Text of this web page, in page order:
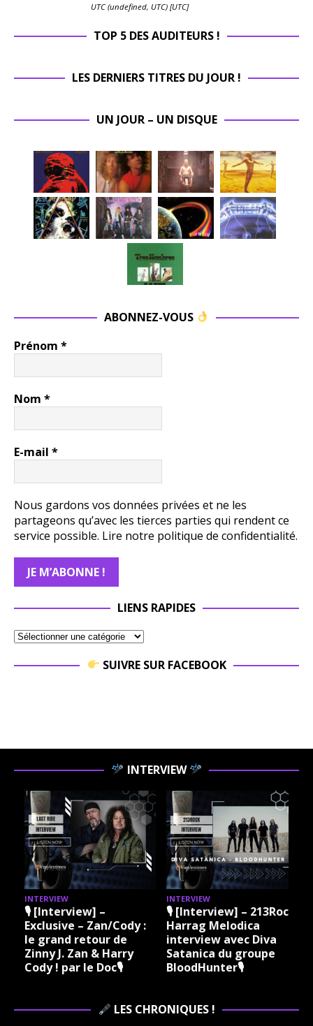
UTC (undefined, UTC) [UTC]
TOP 5 DES AUDITEURS !
LES DERNIERS TITRES DU JOUR !
UN JOUR – UN DISQUE
ABONNEZ-VOUS
Prénom *
Nom *
E-mail *
Nous gardons vos données privées et ne les
partageons qu’avec les tierces parties qui rendent ce
service possible. Lire notre politique de confidentialité.
LIENS RAPIDES
SUIVRE SUR FACEBOOK
INTERVIEW
INTERVIEW
🎙 [Interview] –
Exclusive – Zan/Cody :
le grand retour de
Zinny J. Zan & Harry
Cody ! par le Doc🎙
INTERVIEW
🎙 [Interview] – 213Rock
Harrag Melodica
interview avec Diva
Satanica du groupe
BloodHunter🎙
LES CHRONIQUES !